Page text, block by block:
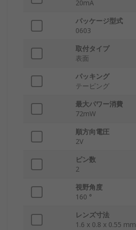
20mA
パッケージ型式
0603
取付タイプ
表面
パッキング
テーピング
最大パワー消費
72mW
順方向電圧
2V
ピン数
2
視野角度
160 °
レンズ寸法
1.6 x 0.8 x 0.55 mm